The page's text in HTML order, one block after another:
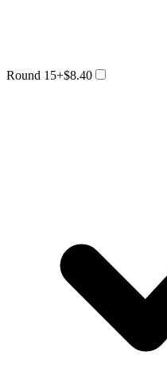
Round 15+$8.40